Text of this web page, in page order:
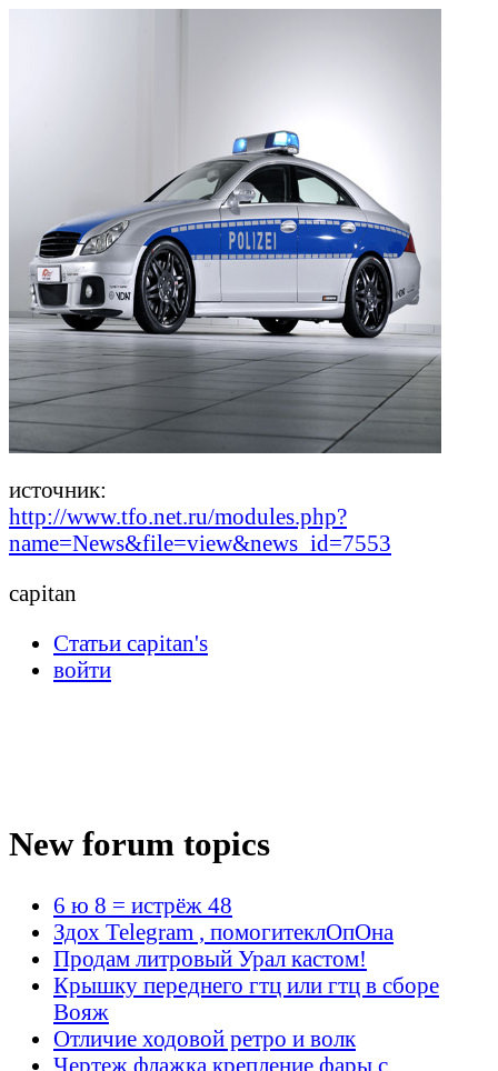
источник:
http://www.tfo.net.ru/modules.php?
name=News&file=view&news_id=7553
capitan
Статьи capitan's
войти
New forum topics
6 ю 8 = истрёж 48
Здох Telegram , помогитеклОпОна
Продам литровый Урал кастом!
Крышку переднего гтц или гтц в сборе
Вояж
Отличие ходовой ретро и волк
Чертеж флажка крепление фары с